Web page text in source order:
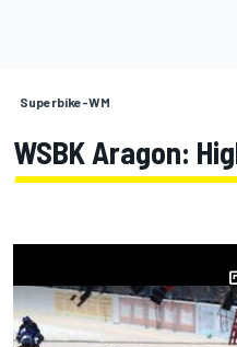
Superbike-WM
WSBK Aragon: